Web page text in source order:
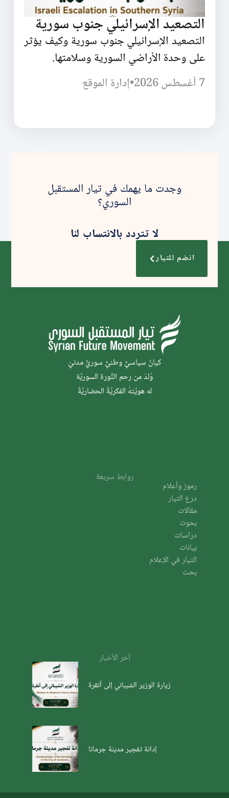
التصعيد الإسرائيلي جنوب سورية
التصعيد الإسرائيلي جنوب سورية وكيف يؤثر
على وحدة الأراضي السورية وسلامتها.
7 أغسطس 2026
•إدارة الموقع
وجدت ما يهمك في تيار المستقبل
السوري؟
لا تتردد بالانتساب لنا
انضم للتيار
كيانٌ سياسيٌّ وطنيٌّ سوريٌّ مدنيّ
وُلدَ من رحم الثَّورة السوريَّة
له هويَّتهُ الفكريَّةُ الحضاريَّةُ
روابط سريعة
رموز وأعلام
درع التيار
مقالات
بحوث
دراسات
بيانات
التيار في الإعلام
بحث
آخر الأخبار
زيارة الوزير الشيباني إلى أنقرة
إدانة تفجير مدينة جرمانا